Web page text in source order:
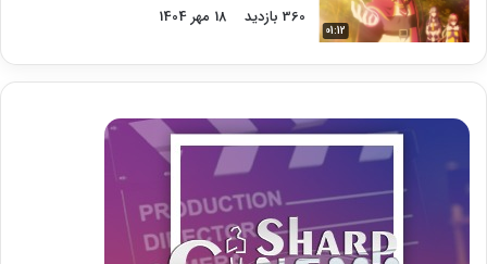
01:12
360 بازدید
18 مهر 1404